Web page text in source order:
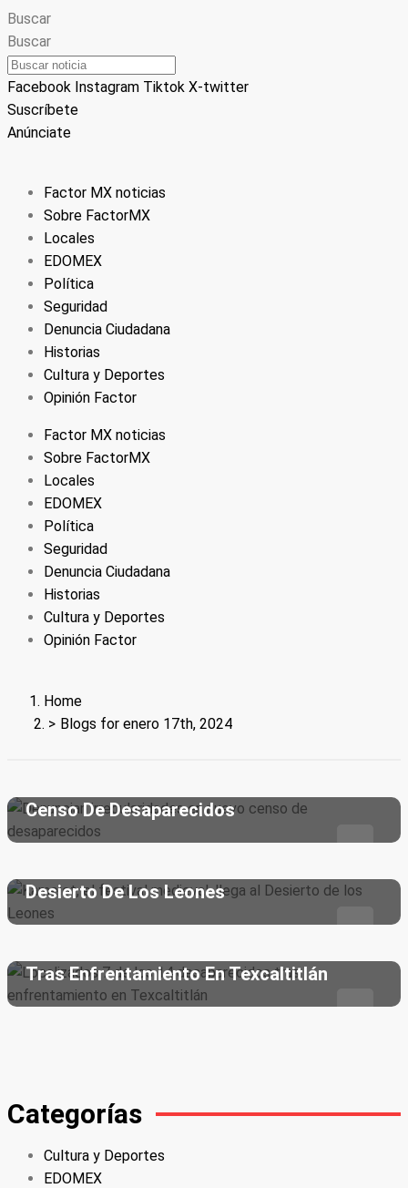
Buscar
Buscar
Facebook Instagram Tiktok X-twitter
Suscríbete
Anúnciate
Factor MX noticias
Sobre FactorMX
Locales
EDOMEX
Política
Seguridad
Denuncia Ciudadana
Historias
Cultura y Deportes
Opinión Factor
Factor MX noticias
Sobre FactorMX
Locales
EDOMEX
Política
Seguridad
Denuncia Ciudadana
Historias
Cultura y Deportes
Opinión Factor
Home
Blogs for enero 17th, 2024
Censo De Desaparecidos
Cultura Y Deportes
enero 17, 2024
Desierto De Los Leones
Seguridad
enero 17, 2024
Tras Enfrentamiento En Texcaltitlán
Categorías
Cultura y Deportes
EDOMEX